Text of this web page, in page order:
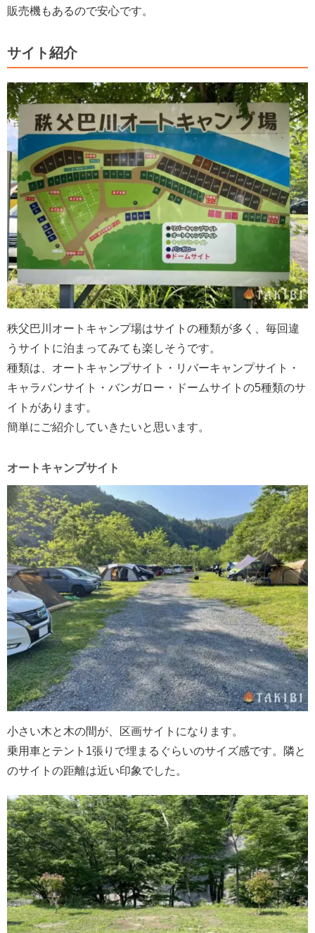
販売機もあるので安心です。
サイト紹介
秩父巴川オートキャンプ場はサイトの種類が多く、毎回違
うサイトに泊まってみても楽しそうです。
種類は、オートキャンプサイト・リバーキャンプサイト・
キャラバンサイト・バンガロー・ドームサイトの5種類のサ
イトがあります。
簡単にご紹介していきたいと思います。
オートキャンプサイト
小さい木と木の間が、区画サイトになります。
乗用車とテント1張りで埋まるぐらいのサイズ感です。隣と
のサイトの距離は近い印象でした。